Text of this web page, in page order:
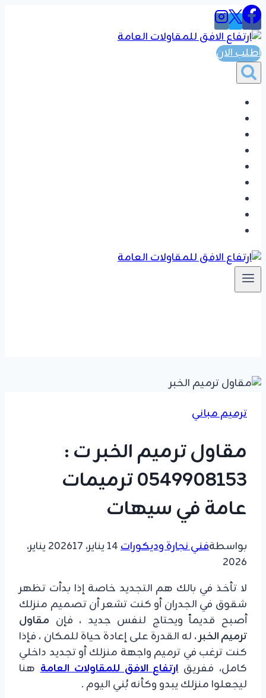
التجاوز
إلى
المحتوى
اطلب الان
ترميم مباني
مقاول ترميم الخبر ت :
0549908153 ترميمات
عامة في سيهات
بواسطةفني نجارة وديكورات14 يناير، 2026
17 يناير،
2026
لا تأخذ في بالك هم التجديد خاصة إذا بدأت تظهر
شقوق في الجدران أو كنت تشعر أن تصميم منزلك
أصبح قديماً ويحتاج لنفس جديد ، فإن مقاول
ترميم الخبر، له القدرة على إعادة حياة للمكان ، فإذا
كنت ترغب في ترميم واجهة منزلك أو تجديد داخلي
كامل، ففريقارتفاع الافق للمقاولات العامةهنا
ليجعلوا منزلك يبدو وكأنه بُني اليوم .